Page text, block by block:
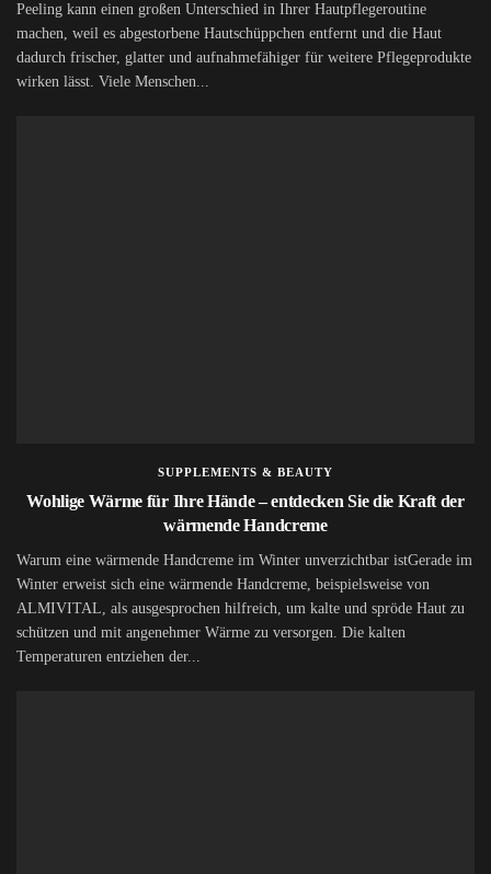
Peeling kann einen großen Unterschied in Ihrer Hautpflegeroutine
machen, weil es abgestorbene Hautschüppchen entfernt und die Haut
dadurch frischer, glatter und aufnahmefähiger für weitere Pflegeprodukte
wirken lässt. Viele Menschen...
SUPPLEMENTS & BEAUTY
Wohlige Wärme für Ihre Hände – entdecken Sie die Kraft der
wärmende Handcreme
Warum eine wärmende Handcreme im Winter unverzichtbar istGerade im
Winter erweist sich eine wärmende Handcreme, beispielsweise von
ALMIVITAL, als ausgesprochen hilfreich, um kalte und spröde Haut zu
schützen und mit angenehmer Wärme zu versorgen. Die kalten
Temperaturen entziehen der...